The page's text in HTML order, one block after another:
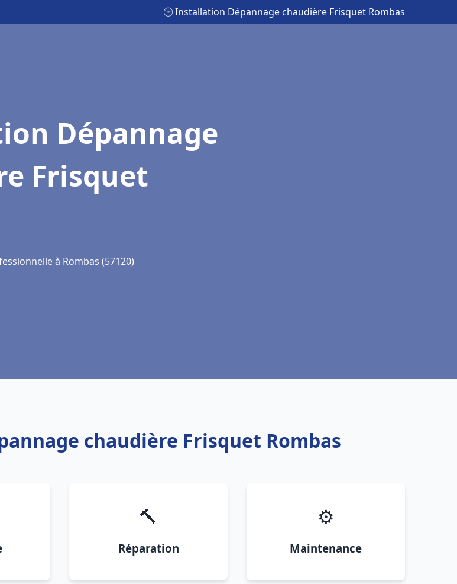
🕒 Installation Dépannage chaudière Frisquet Rombas
Dépannage
Frisquet
à Rombas (57120)
chaudière Frisquet Rombas
🔨
Réparation
⚙️
Maintenance